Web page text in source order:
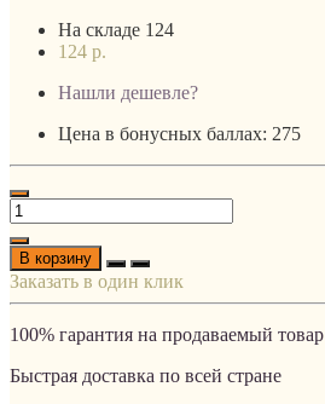
На складе 124
124 р.
Нашли дешевле?
Цена в бонусных баллах: 275
В корзину
Заказать в один клик
100% гарантия на продаваемый товар
Быстрая доставка по всей стране